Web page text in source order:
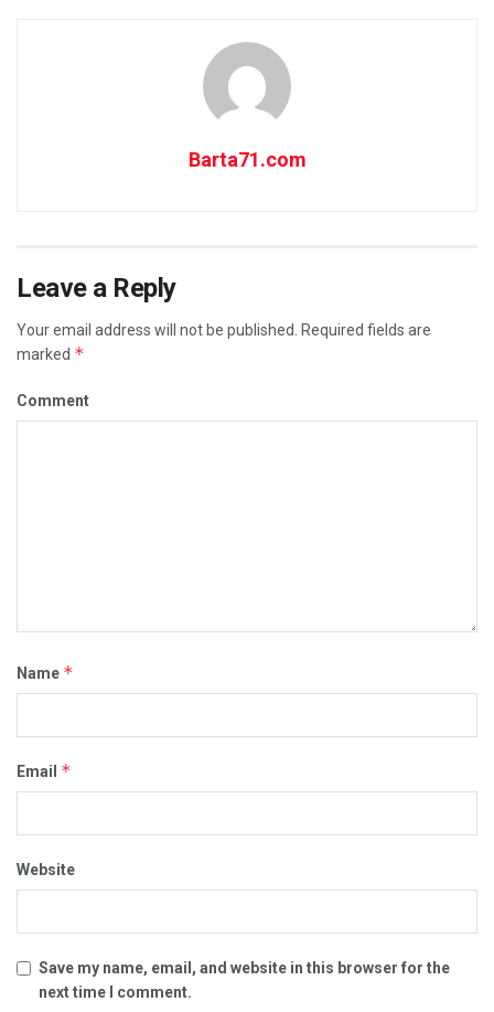
Barta71.com
Leave a Reply
Your email address will not be published. Required fields are
marked *
Comment
Name *
Email *
Website
Save my name, email, and website in this browser for the
next time I comment.